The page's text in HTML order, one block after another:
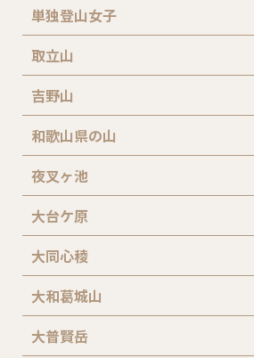
単独登山女子
取立山
吉野山
和歌山県の山
夜叉ヶ池
大台ケ原
大同心稜
大和葛城山
大普賢岳